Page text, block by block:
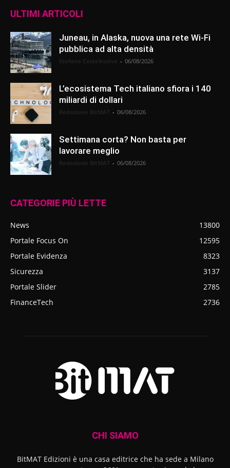
ULTIMI ARTICOLI
Juneau, in Alaska, nuova una rete Wi-Fi
pubblica ad alta densità
- 06/08/2026
L’ecosistema Tech italiano sfiora i 140
miliardi di dollari
- 06/08/2026
Settimana corta? Non basta per
lavorare meglio
- 06/08/2026
CATEGORIE PIÙ LETTE
News
13800
Portale Focus On
12595
Portale Evidenza
8323
Sicurezza
3137
Portale Slider
2785
FinanceTech
2736
CHI SIAMO
BitMAT Edizioni è una casa editrice che ha sede a Milano